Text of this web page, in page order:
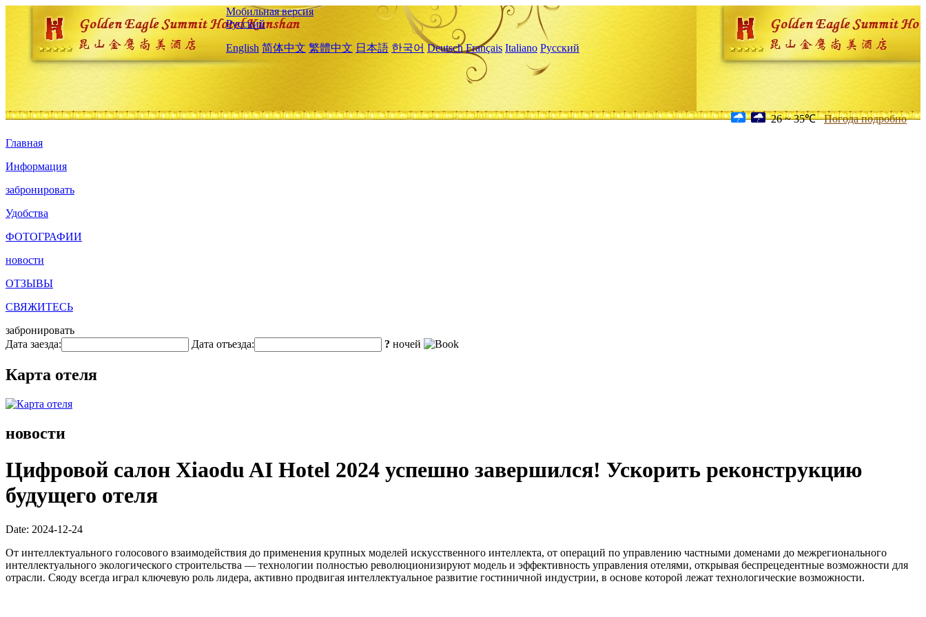
Мобильная версия
Русский
English 简体中文 繁體中文 日本語 한국어 Deutsch Français Italiano Русский
26 ~ 35℃ Погода подробно
Главная
Информация
забронировать
Удобства
ФОТОГРАФИИ
новости
ОТЗЫВЫ
СВЯЖИТЕСЬ
забронировать
Дата заезда:
Дата отъезда: ? ночей
Карта отеля
новости
Цифровой салон Xiaodu AI Hotel 2024 успешно завершился! Ускорить реконструкцию
будущего отеля
Date: 2024-12-24
От интеллектуального голосового взаимодействия до применения крупных моделей искусственного интеллекта, от операций по управлению частными доменами до межрегионального
интеллектуального экологического строительства — технологии полностью революционизируют модель и эффективность управления отелями, открывая беспрецедентные возможности для
отрасли. Сяоду всегда играл ключевую роль лидера, активно продвигая интеллектуальное развитие гостиничной индустрии, в основе которой лежат технологические возможности.